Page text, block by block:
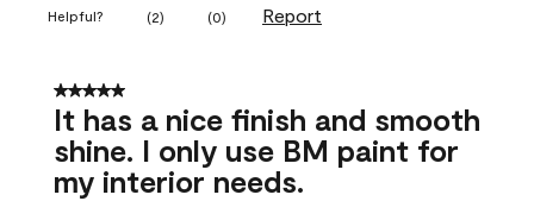
Helpful? (2) (0) Report
5 out of 5 stars.
It has a nice finish and smooth
shine. I only use BM paint for
my interior needs.